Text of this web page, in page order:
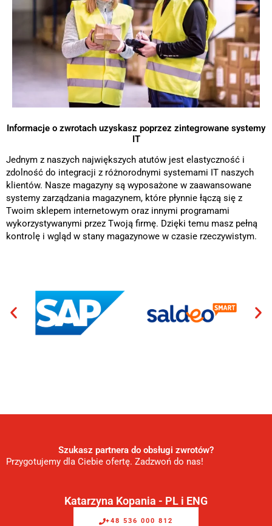
Informacje o zwrotach uzyskasz poprzez zintegrowane systemy
IT
Jednym z naszych największych atutów jest elastyczność i
zdolność do integracji z różnorodnymi systemami IT naszych
klientów. Nasze magazyny są wyposażone w zaawansowane
systemy zarządzania magazynem, które płynnie łączą się z
Twoim sklepem internetowym oraz innymi programami
wykorzystywanymi przez Twoją firmę. Dzięki temu masz pełną
kontrolę i wgląd w stany magazynowe w czasie rzeczywistym.
Szukasz partnera do obsługi zwrotów?
Przygotujemy dla Ciebie ofertę. Zadzwoń do nas!
Katarzyna Kopania - PL i ENG
+48 536 000 812